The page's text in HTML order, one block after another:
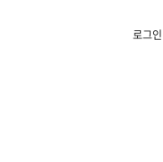
로그인